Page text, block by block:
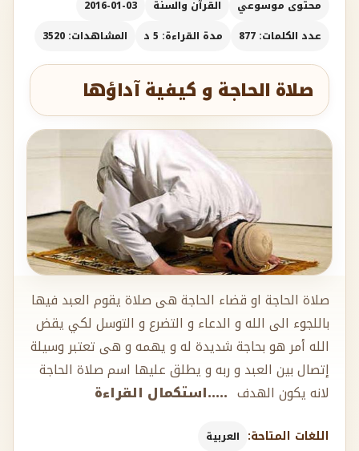
محتوى موسوعي القرآن والسنة
2016-01-03
عدد الكلمات: 877
مدة القراءة: 5 د المشاهدات: 3520
صلاة الحاجة و كيفية آداؤها
صلاة الحاجة او قضاء الحاجة هى صلاة يقوم العبد فيها
باللجوء الى الله و الدعاء و التضرع و التوسل لكي يقض
الله أمر هو بحاجة شديدة له و يهمه و هى تعتبر وسيلة
إتصال بين العبد و ربه و يطلق عليها اسم صلاة الحاجة
لانه يكون الهدف .....استكمال القراءة
اللغات المتاحة: العربية